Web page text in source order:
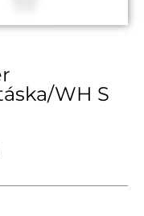
WH S